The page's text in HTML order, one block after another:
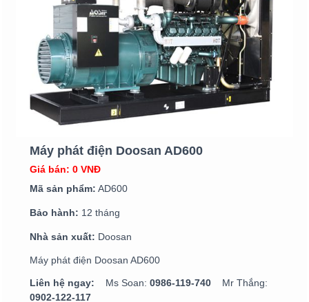
Máy phát điện Doosan AD600
Giá bán: 0 VNĐ
Mã sản phẩm: AD600
Bảo hành: 12 tháng
Nhà sản xuất: Doosan
Máy phát điện Doosan AD600
Liên hệ ngay: Ms Soan: 0986-119-740 Mr Thắng:
0902-122-117